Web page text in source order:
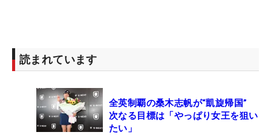
読まれています
全英制覇の桑木志帆が“凱旋帰国”
次なる目標は「やっぱり女王を狙い
たい」